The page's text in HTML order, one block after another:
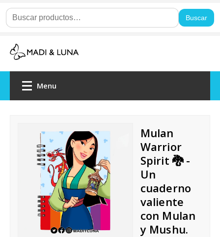
Buscar
Menu
Blocks Mousepads Taza Normal
Taza mágica Delivery Opiniones
Mulan
Warrior
Spirit 🐉 -
Un
cuaderno
valiente
con Mulan
y Mushu.